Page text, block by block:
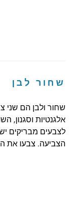
שחור לבן
שחור ולבן הם שני
אלגנטיות וסגנון,
לצבעים מבריקים
הצביעה. צבעו את